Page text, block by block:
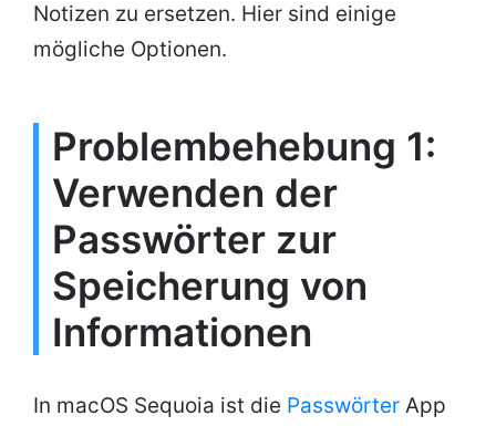
Notizen zu ersetzen. Hier sind einige
mögliche Optionen.
Problembehebung 1:
Verwenden der
Passwörter zur
Speicherung von
Informationen
In macOS Sequoia ist die Passwörter App